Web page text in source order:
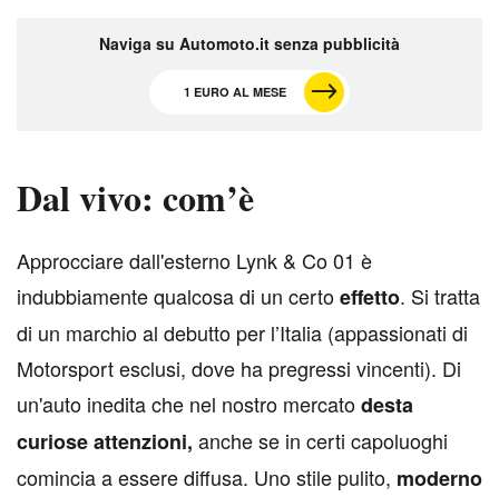
Naviga su Automoto.it senza pubblicità
1 EURO AL MESE
Dal vivo: com’è
Approcciare dall'esterno Lynk & Co 01 è
indubbiamente qualcosa di un certoeffetto. Si tratta
di un marchio al debutto per l’Italia (appassionati di
Motorsport esclusi, dove ha pregressi vincenti). Di
un'auto inedita che nel nostro mercatodesta
curiose attenzioni, anche se in certi capoluoghi
comincia a essere diffusa. Uno stile pulito, moderno